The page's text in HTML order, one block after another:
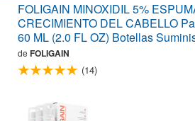
FOLIGAIN MINOXIDIL 5%
CRECIMIENTO DEL CABELLO
60 ML (2.0 FL OZ) Botellas
de FOLIGAIN
(14)